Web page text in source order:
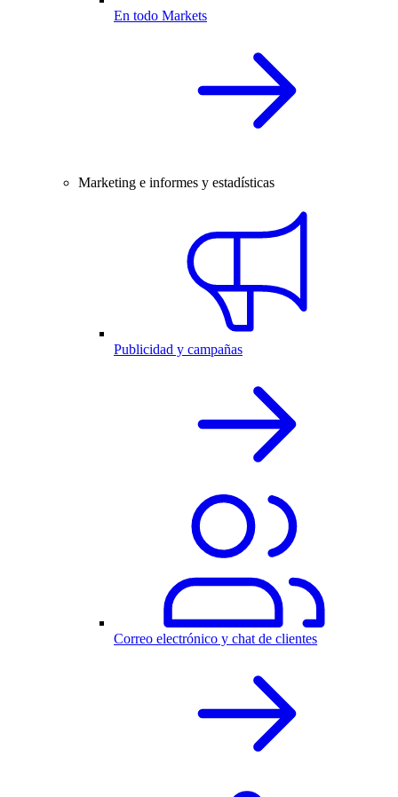
En todo Markets
Marketing e informes y estadísticas
Publicidad y campañas
Correo electrónico y chat de clientes